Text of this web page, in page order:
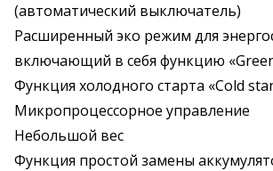
(автоматический выключатель)
Расширенный эко режим для
включающий в себя функцию
Функция холодного старта «Cold
Микропроцессорное управление
Небольшой вес
Функция простой замены